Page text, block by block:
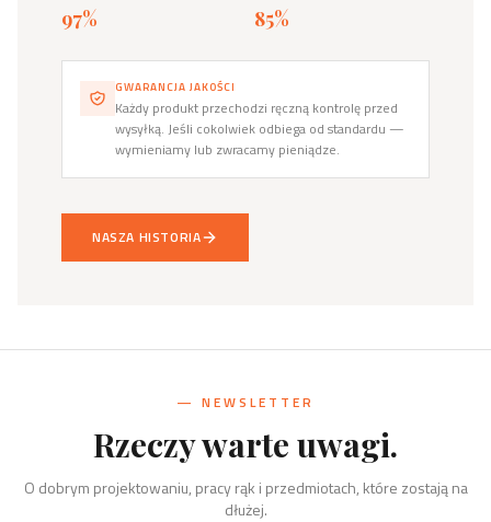
97% 85%
GWARANCJA JAKOŚCI
Każdy produkt przechodzi ręczną kontrolę przed
wysyłką. Jeśli cokolwiek odbiega od standardu —
wymieniamy lub zwracamy pieniądze.
NASZA HISTORIA
— NEWSLETTER
Rzeczy warte uwagi.
O dobrym projektowaniu, pracy rąk i przedmiotach, które zostają na
dłużej.